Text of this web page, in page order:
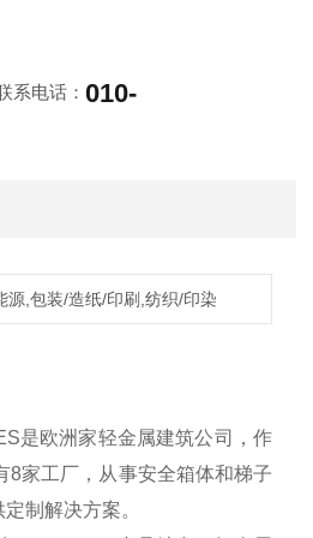
系电话：010-
源,包装/造纸/印刷,纺织/印染
是欧洲家轻金属建筑公司，作
8家工厂，从事安全箱体和梯子
制解决方案。